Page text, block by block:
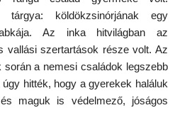
tárgya: köldökzsinórjának egy
Az inka hitvilágban az
vallási szertartások része volt. Az
során a nemesi családok legszebb
hitték, hogy a gyerekek haláluk
maguk is védelmező, jóságos